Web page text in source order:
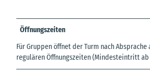
Öffnungszeiten
Für Gruppen öffnet der Turm nach
regulären Öffnungszeiten (Mindesteintritt ab